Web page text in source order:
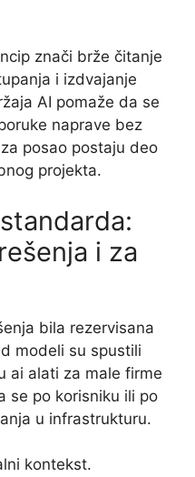
znači brže čitanje
i izdvajanje
AI pomaže da se
naprave bez
posao postaju deo
projekta.
i za
bila rezervisana
modeli su spustili
ai alati za male firme
se po korisniku ili po
u infrastrukturu.
kontekst.